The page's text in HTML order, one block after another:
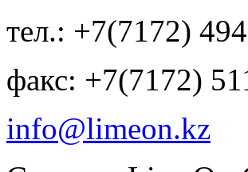
тел.: +7(7172)
факс: +7(7172)
info@limeon.kz